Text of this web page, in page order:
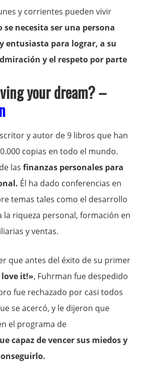
y corrientes pueden vivir
se necesita ser una persona
entusiasta para lograr, a su
y el respeto por parte
your dream? –
y autor de 9 libros que han
copias en todo el mundo.
lasfinanzas personales para
Él ha dado conferencias en
temas tales como el desarrollo
la riqueza personal, formación en
y ventas.
que antes del éxito de su primer
love it!», Fuhrman fue despedido
fue rechazado por casi todos
se acercó, y le dijeron que
el programa de
capaz de vencer sus miedos y